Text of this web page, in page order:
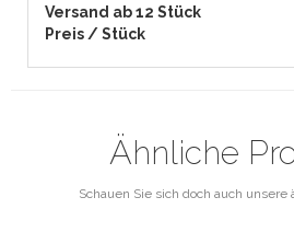
Versand ab 12 Stück
Preis / Stück
Ähnliche
Schauen Sie sich doch auch